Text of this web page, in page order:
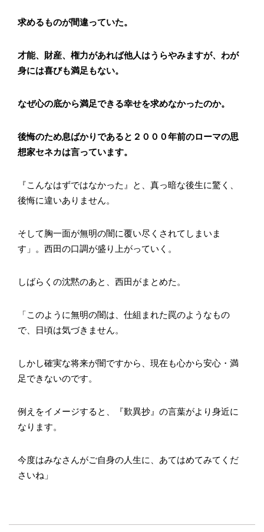
求めるものが間違っていた。
才能、財産、権力があれば他人はうらやみますが、わが
身には喜びも満足もない。
なぜ心の底から満足できる幸せを求めなかったのか。
後悔のため息ばかりであると２０００年前のローマの思
想家セネカは言っています。
『こんなはずではなかった』と、真っ暗な後生に驚く、
後悔に違いありません。
そして胸一面が無明の闇に覆い尽くされてしまいま
す」。西田の口調が盛り上がっていく。
しばらくの沈黙のあと、西田がまとめた。
「このように無明の闇は、仕組まれた罠のようなもの
で、日頃は気づきません。
しかし確実な将来が闇ですから、現在も心から安心・満
足できないのです。
例えをイメージすると、『歎異抄』の言葉がより身近に
なります。
今度はみなさんがご自身の人生に、あてはめてみてくだ
さいね」